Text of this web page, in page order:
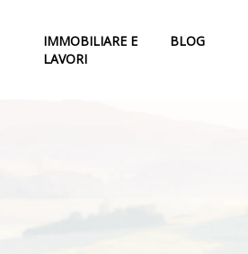
IMMOBILIARE E
LAVORI
BLOG